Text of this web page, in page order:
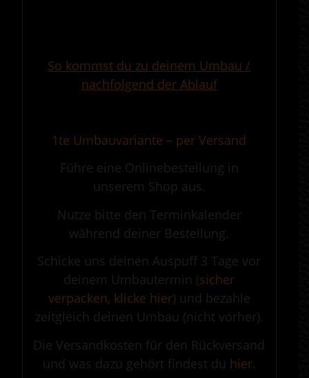
So kommst du zu deinem Umbau /
nachfolgend der Ablauf
1te Umbauvariante – per Versand
Führe eine Onlinebestellung in
unserem Shop aus.
Nutze bitte den Terminkalender
während deiner Bestellung.
Schicke uns deinen Auspuff 3 Tage vor
deinem Umbautermin (sicher
verpacken, klicke hier) und bezahle
zeitgleich deinen Umbau (nicht vorher).
Die Versandkosten für den Rückversand
und was dazu gehört findest du hier.